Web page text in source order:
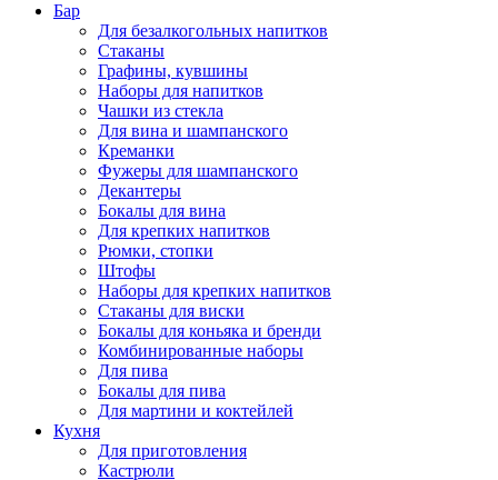
Бар
Для безалкогольных напитков
Стаканы
Графины, кувшины
Наборы для напитков
Чашки из стекла
Для вина и шампанского
Креманки
Фужеры для шампанского
Декантеры
Бокалы для вина
Для крепких напитков
Рюмки, стопки
Штофы
Наборы для крепких напитков
Стаканы для виски
Бокалы для коньяка и бренди
Комбинированные наборы
Для пива
Бокалы для пива
Для мартини и коктейлей
Кухня
Для приготовления
Кастрюли